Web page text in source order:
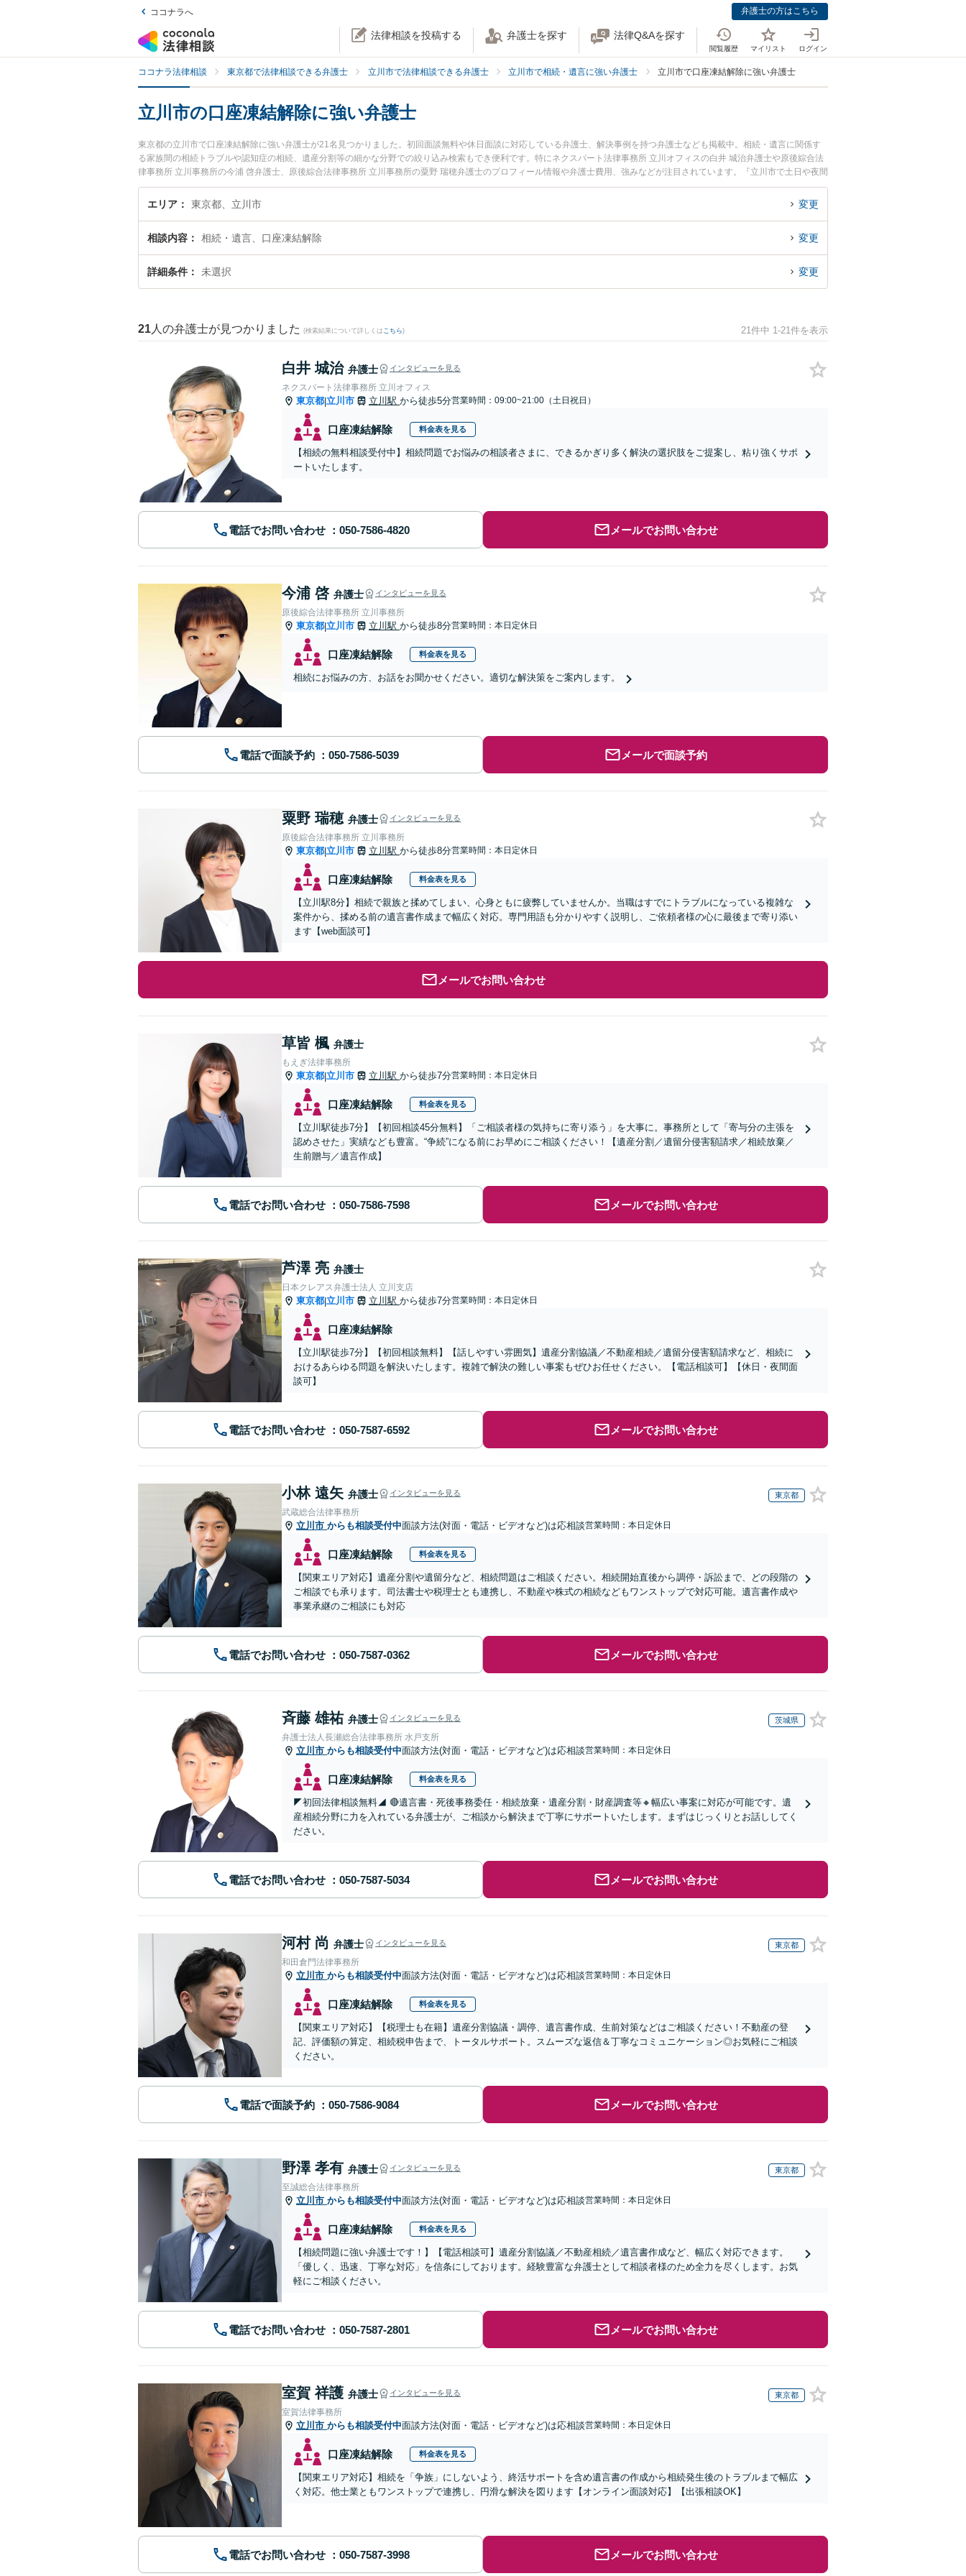
ココナラへ 弁護士の方はこちら
法律相談を投稿する 弁護士を探す 法律Q&Aを探す
閲覧履歴 マイリスト ログイン
ココナラ法律相談 東京都で法律相談できる弁護士 立川市で法律相談できる弁護士 立川市で相続・遺言に強い弁護士 立川市で口座凍結解除に強い弁護士
立川市の口座凍結解除に強い弁護士
東京都の立川市で口座凍結解除に強い弁護士が21名見つかりました。初回面談無料や休日面談に対応している弁護士、解決事例を持つ弁護士なども掲載中。相続・遺言に関係す
る家族間の相続トラブルや認知症の相続、遺産分割等の細かな分野での絞り込み検索もでき便利です。特にネクスパート法律事務所 立川オフィスの白井 城治弁護士や原後綜合法
律事務所 立川事務所の今浦 啓弁護士、原後綜合法律事務所 立川事務所の粟野 瑞穂弁護士のプロフィール情報や弁護士費用、強みなどが注目されています。『立川市で土日や夜間
に発生した口座凍結解除のトラブルを今すぐに弁護士に相談したい』『口座凍結解除のトラブル解決の実績豊富な近くの弁護士を検索したい』『初回相談無料で口座凍結解除を法
律相談できる立川市内の弁護士に相談予約したい』などでお困りの相談者さんにおすすめです。
エリア 東京都、立川市 変更
相談内容 相続・遺言、口座凍結解除 変更
詳細条件 未選択 変更
21 人の弁護士が見つかりました (検索結果について詳しくは こちら) 21件中 1-21件を表示
白井 城治 弁護士 インタビューを見る
ネクスパート法律事務所 立川オフィス
東京都|立川市 立川駅 から徒歩5分営業時間：09:00~21:00（土日祝日）
口座凍結解除 料金表を見る
【相続の無料相談受付中】相続問題でお悩みの相談者さまに、できるかぎり多く解決の選択肢をご提案し、粘り強くサポ
ートいたします。
電話でお問い合わせ メールでお問い合わせ
今浦 啓 弁護士 インタビューを見る
原後綜合法律事務所 立川事務所
東京都|立川市 立川駅 から徒歩8分営業時間：本日定休日
口座凍結解除 料金表を見る
相続にお悩みの方、お話をお聞かせください。適切な解決策をご案内します。
電話で面談予約 メールで面談予約
粟野 瑞穂 弁護士 インタビューを見る
原後綜合法律事務所 立川事務所
東京都|立川市 立川駅 から徒歩8分営業時間：本日定休日
口座凍結解除 料金表を見る
【立川駅8分】相続で親族と揉めてしまい、心身ともに疲弊していませんか。当職はすでにトラブルになっている複雑な
案件から、揉める前の遺言書作成まで幅広く対応。専門用語も分かりやすく説明し、ご依頼者様の心に最後まで寄り添い
ます【web面談可】
メールでお問い合わせ
草皆 楓 弁護士
もえぎ法律事務所
東京都|立川市 立川駅 から徒歩7分営業時間：本日定休日
口座凍結解除 料金表を見る
【立川駅徒歩7分】【初回相談45分無料】「ご相談者様の気持ちに寄り添う」を大事に。事務所として「寄与分の主張を
認めさせた」実績なども豊富。“争続”になる前にお早めにご相談ください！【遺産分割／遺留分侵害額請求／相続放棄／
生前贈与／遺言作成】
電話でお問い合わせ メールでお問い合わせ
芦澤 亮 弁護士
日本クレアス弁護士法人 立川支店
東京都|立川市 立川駅 から徒歩7分営業時間：本日定休日
口座凍結解除
【立川駅徒歩7分】【初回相談無料】【話しやすい雰囲気】遺産分割協議／不動産相続／遺留分侵害額請求など、相続に
おけるあらゆる問題を解決いたします。複雑で解決の難しい事案もぜひお任せください。【電話相談可】【休日・夜間面
談可】
電話でお問い合わせ メールでお問い合わせ
小林 遠矢 弁護士 インタビューを見る 東京都
武蔵総合法律事務所
立川市 からも相談受付中面談方法(対面・電話・ビデオなど)は応相談営業時間：本日定休日
口座凍結解除 料金表を見る
【関東エリア対応】遺産分割や遺留分など、相続問題はご相談ください。相続開始直後から調停・訴訟まで、どの段階の
ご相談でも承ります。司法書士や税理士とも連携し、不動産や株式の相続などもワンストップで対応可能。遺言書作成や
事業承継のご相談にも対応
電話でお問い合わせ メールでお問い合わせ
斉藤 雄祐 弁護士 インタビューを見る 茨城県
弁護士法人長瀬総合法律事務所 水戸支所
立川市 からも相談受付中面談方法(対面・電話・ビデオなど)は応相談営業時間：本日定休日
口座凍結解除 料金表を見る
◤初回法律相談無料◢ 🔴遺言書・死後事務委任・相続放棄・遺産分割・財産調査等🔸幅広い事案に対応が可能です。遺
産相続分野に力を入れている弁護士が、ご相談から解決まで丁寧にサポートいたします。まずはじっくりとお話ししてく
ださい。
電話でお問い合わせ メールでお問い合わせ
河村 尚 弁護士 インタビューを見る 東京都
和田倉門法律事務所
立川市 からも相談受付中面談方法(対面・電話・ビデオなど)は応相談営業時間：本日定休日
口座凍結解除 料金表を見る
【関東エリア対応】【税理士も在籍】遺産分割協議・調停、遺言書作成、生前対策などはご相談ください！不動産の登
記、評価額の算定、相続税申告まで、トータルサポート。スムーズな返信＆丁寧なコミュニケーション◎お気軽にご相談
ください。
電話で面談予約 メールでお問い合わせ
野澤 孝有 弁護士 インタビューを見る 東京都
至誠総合法律事務所
立川市 からも相談受付中面談方法(対面・電話・ビデオなど)は応相談営業時間：本日定休日
口座凍結解除 料金表を見る
【相続問題に強い弁護士です！】【電話相談可】遺産分割協議／不動産相続／遺言書作成など、幅広く対応できます。
「優しく、迅速、丁寧な対応」を信条にしております。経験豊富な弁護士として相談者様のため全力を尽くします。お気
軽にご相談ください。
電話でお問い合わせ メールでお問い合わせ
室賀 祥護 弁護士 インタビューを見る 東京都
室賀法律事務所
立川市 からも相談受付中面談方法(対面・電話・ビデオなど)は応相談営業時間：本日定休日
口座凍結解除 料金表を見る
【関東エリア対応】相続を「争族」にしないよう、終活サポートを含め遺言書の作成から相続発生後のトラブルまで幅広
く対応。他士業ともワンストップで連携し、円滑な解決を図ります【オンライン面談対応】【出張相談OK】
電話でお問い合わせ メールでお問い合わせ